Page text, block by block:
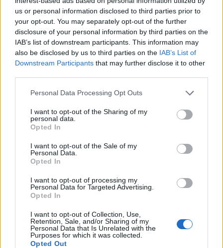
us or personal information disclosed to third parties prior to
your opt-out. You may separately opt-out of the further
disclosure of your personal information by third parties on the
IAB’s list of downstream participants. This information may
also be disclosed by us to third parties on the IAB’s List of
Downstream Participants that may further disclose it to other
Personal Data Processing Opt Outs
I want to opt-out of the Sharing of my
personal data.
Opted In
I want to opt-out of the Sale of my
Personal Data.
Opted In
I want to opt-out of processing my
Personal Data for Targeted Advertising.
Opted In
I want to opt-out of Collection, Use,
Retention, Sale, and/or Sharing of my
Personal Data that Is Unrelated with the
Purposes for which it was collected.
Opted Out
+ Luifer Cuello
Discografía Biografía Ranking Fotos Foro
Añadir Letra
Ranking de Luifer Cuello
Luifer Cuellono está entre los 500 artistas más
apoyados y visitados de esta semana.
¿Apoyar a Luifer Cuello?